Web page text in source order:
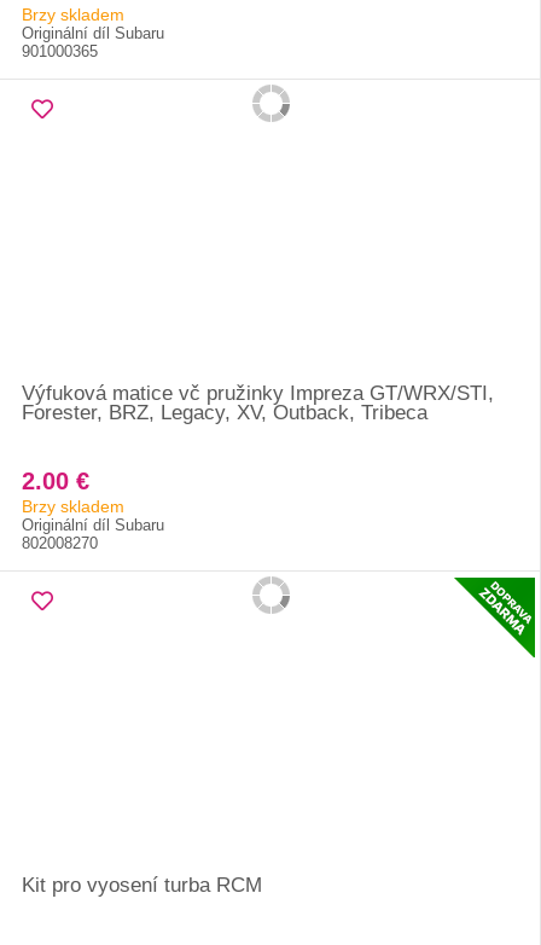
Brzy skladem
Originální díl Subaru
901000365
Výfuková matice vč pružinky Impreza GT/WRX/STI,
Forester, BRZ, Legacy, XV, Outback, Tribeca
2.00 €
Brzy skladem
Originální díl Subaru
802008270
Kit pro vyosení turba RCM